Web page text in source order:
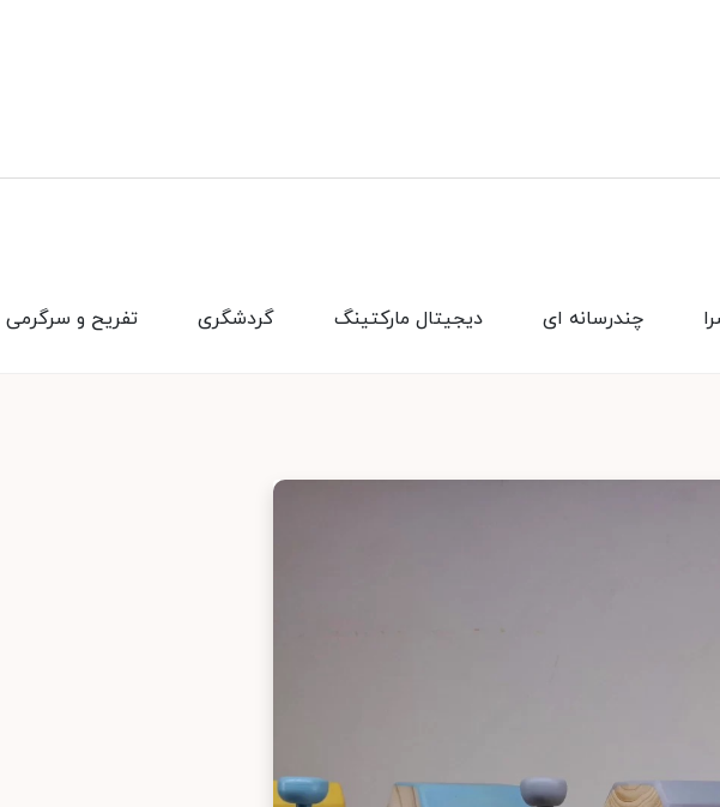
تفریح و سرگرمی گردشگری دیجیتال مارکتینگ چندرسانه ای